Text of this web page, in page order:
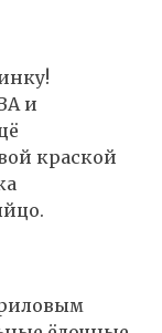
и
краской